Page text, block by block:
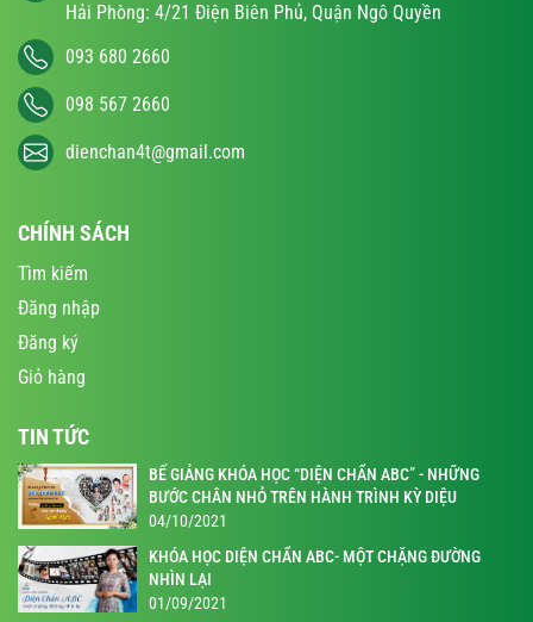
Hải Phòng: 4/21 Điện Biên Phủ, Quận Ngô Quyền
093 680 2660
098 567 2660
dienchan4t@gmail.com
CHÍNH SÁCH
Tìm kiếm
Đăng nhập
Đăng ký
Giỏ hàng
TIN TỨC
BẾ GIẢNG KHÓA HỌC “DIỆN CHẨN ABC” - NHỮNG
BƯỚC CHÂN NHỎ TRÊN HÀNH TRÌNH KỲ DIỆU
04/10/2021
KHÓA HỌC DIỆN CHẨN ABC- MỘT CHẶNG ĐƯỜNG
NHÌN LẠI
01/09/2021